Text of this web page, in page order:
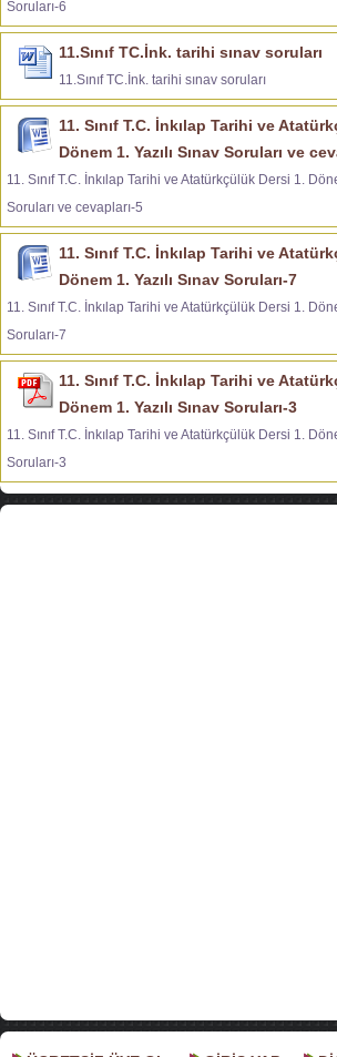
Soruları-6
11.Sınıf TC.İnk. tarihi sınav soruları
11.Sınıf TC.İnk. tarihi sınav soruları
11. Sınıf T.C. İnkılap Tarihi ve
Dönem 1. Yazılı Sınav Soruları ve
11. Sınıf T.C. İnkılap Tarihi ve Atatürkçülük Dersi 1.
Soruları ve cevapları-5
11. Sınıf T.C. İnkılap Tarihi ve
Dönem 1. Yazılı Sınav Soruları-7
11. Sınıf T.C. İnkılap Tarihi ve Atatürkçülük Dersi 1.
Soruları-7
11. Sınıf T.C. İnkılap Tarihi ve
Dönem 1. Yazılı Sınav Soruları-3
11. Sınıf T.C. İnkılap Tarihi ve Atatürkçülük Dersi 1.
Soruları-3